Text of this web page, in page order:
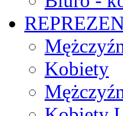
Kobiety